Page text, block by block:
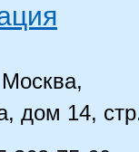
Москва,
дом 14,